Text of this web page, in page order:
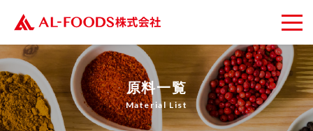
原料一覧
Material List